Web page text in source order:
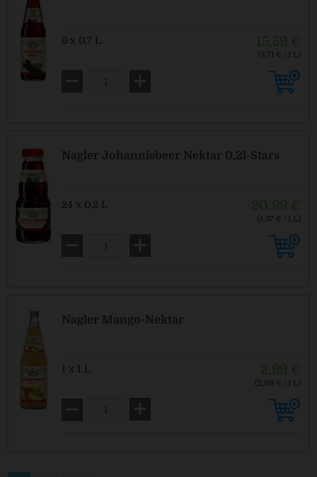
6 x 0,7 L 15,59 €
(3,71 € / 1 L)
Nagler Johannisbeer Nektar 0,2l-Stars
24 x 0,2 L 20,99 €
(4,37 € / 1 L)
Nagler Mango-Nektar
1 x 1 L 2,99 €
(2,99 € / 1 L)